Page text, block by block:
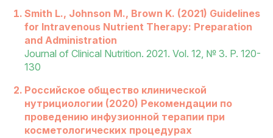
Smith L., Johnson M., Brown K. (2021) Guidelines
for Intravenous Nutrient Therapy: Preparation
and Administration
Journal of Clinical Nutrition. 2021. Vol. 12, № 3. P. 120-
130
Российское общество клинической
нутрициологии (2020) Рекомендации по
проведению инфузионной терапии при
косметологических процедурах